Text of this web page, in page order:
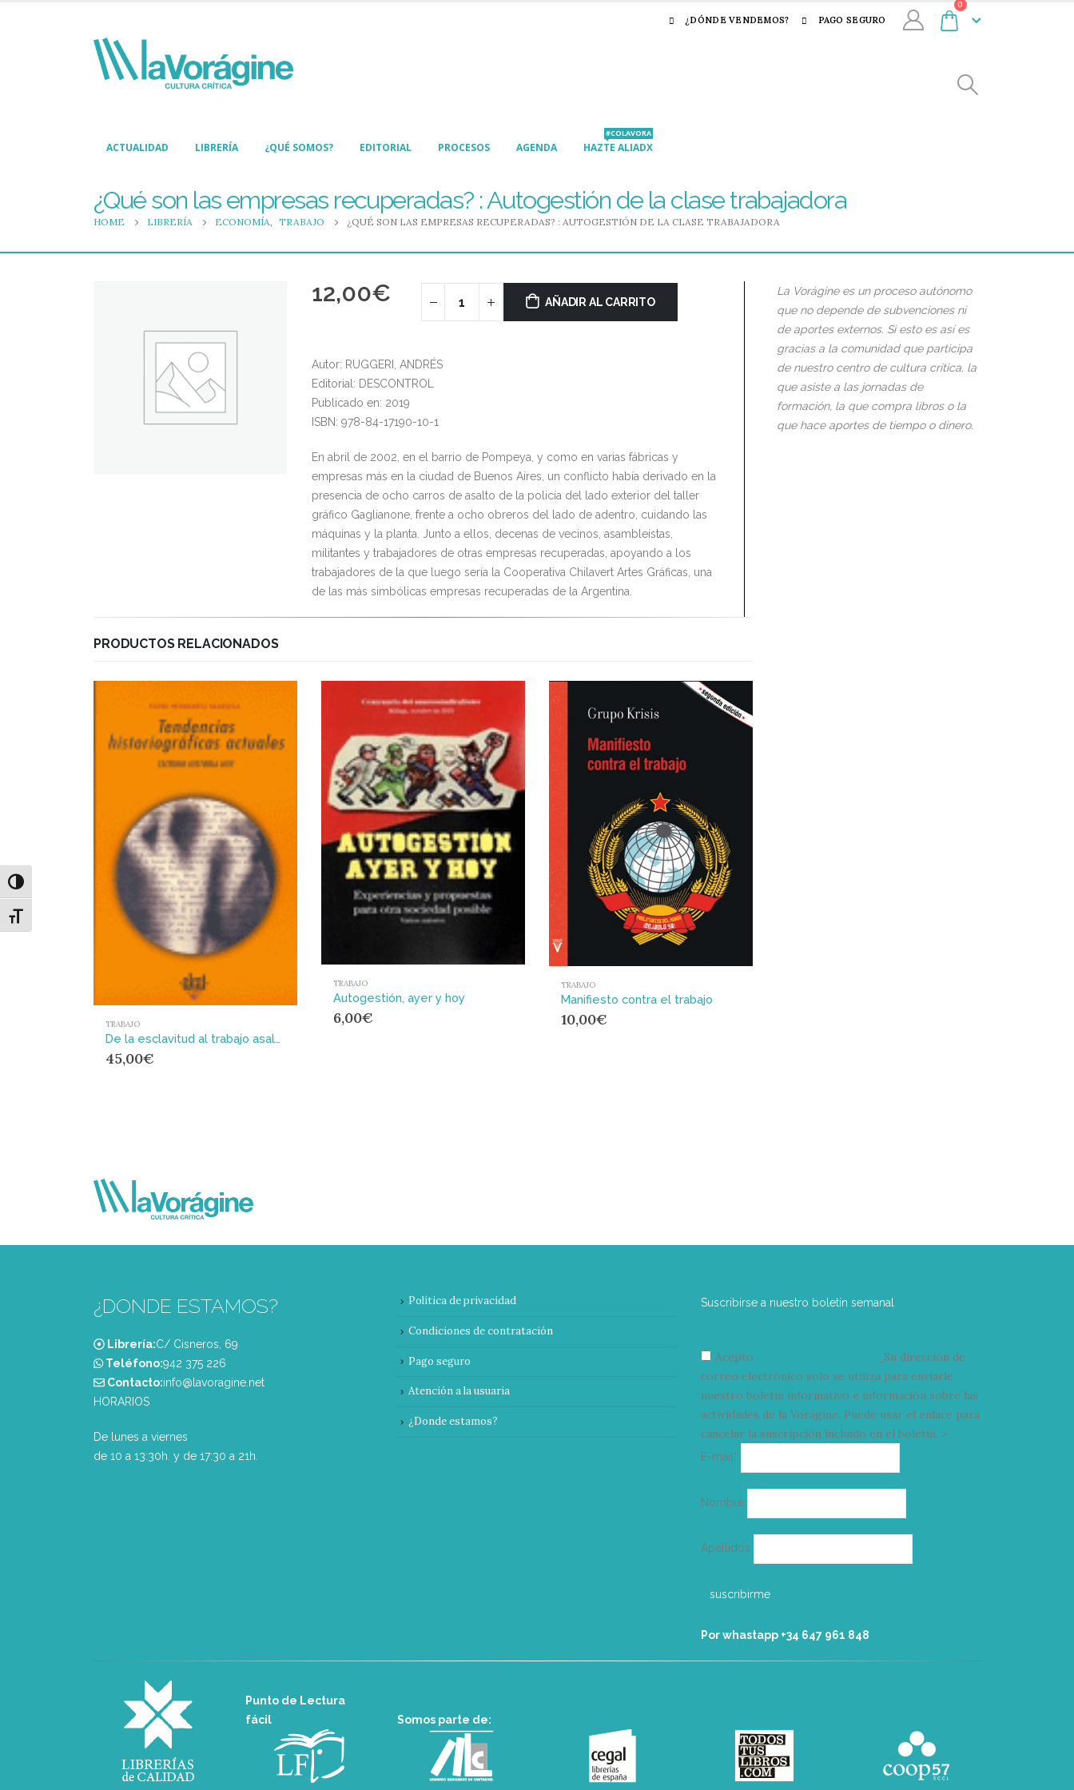
Alternar alto contraste
Alternar tamaño de letra
¿DÓNDE VENDEMOS? PAGO SEGURO
0
ACTUALIDAD LIBRERÍA ¿QUÉ SOMOS? EDITORIAL PROCESOS AGENDA HAZTE ALIADX
#COLAVORA
¿Qué son las empresas recuperadas? : Autogestión de la clase trabajadora
HOME LIBRERÍA ECONOMÍA, TRABAJO ¿QUÉ SON LAS EMPRESAS RECUPERADAS? : AUTOGESTIÓN DE LA CLASE TRABAJADORA
12,00€ AÑADIR AL CARRITO
Autor: RUGGERI, ANDRÉS
Editorial: DESCONTROL
Publicado en: 2019
ISBN: 978-84-17190-10-1
En abril de 2002, en el barrio de Pompeya, y como en varias fábricas y
empresas más en la ciudad de Buenos Aires, un conflicto había derivado en la
presencia de ocho carros de asalto de la policía del lado exterior del taller
gráfico Gaglianone, frente a ocho obreros del lado de adentro, cuidando las
máquinas y la planta. Junto a ellos, decenas de vecinos, asambleístas,
militantes y trabajadores de otras empresas recuperadas, apoyando a los
trabajadores de la que luego sería la Cooperativa Chilavert Artes Gráficas, una
de las más simbólicas empresas recuperadas de la Argentina.
PRODUCTOS RELACIONADOS
TRABAJO
De la esclavitud al trabajo asalariado
45,00€
TRABAJO
Autogestión, ayer y hoy
6,00€
TRABAJO
Manifiesto contra el trabajo
10,00€
La Vorágine es un proceso autónomo
que no depende de subvenciones ni
de aportes externos. Si esto es así es
gracias a la comunidad que participa
de nuestro centro de cultura crítica, la
que asiste a las jornadas de
formación, la que compra libros o la
que hace aportes de tiempo o dinero.
¿DONDE ESTAMOS?
Librería:C/ Cisneros, 69
Teléfono:‭942 375 226‬
Contacto:info@lavoragine.net
HORARIOS
De lunes a viernes
de 10 a 13:30h. y de 17:30 a 21h.
Política de privacidad
Condiciones de contratación
Pago seguro
Atención a la usuaria
¿Donde estamos?
Suscribirse a nuestro boletín semanal
Acepto
Su dirección de
correo electrónico solo se utiliza para enviarle
nuestro boletín informativo e información sobre las
actividades de la Vorágine. Puede usar el enlace para
cancelar la suscripción incluido en el boletín. >
E-mail*
electrónico
Nombre
Apellidos
Por whastapp +34 ‭647 961 848‬
Punto de Lectura
fácil
Somos parte de: